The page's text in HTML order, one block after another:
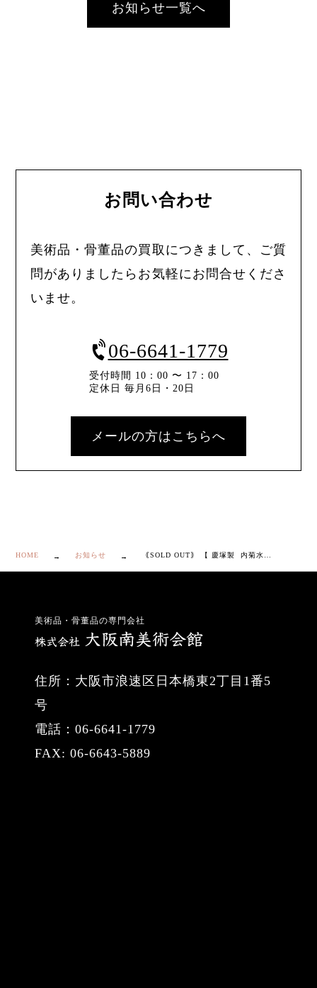
お知らせ一覧へ
お問い合わせ
美術品・骨董品の買取につきまして、ご質
問がありましたらお気軽にお問合せくださ
いませ。
06-6641-1779
受付時間 10：00 〜 17：00
定休日 毎月6日・20日
メールの方はこちらへ
HOME お知らせ
美術品・骨董品の専門会社
住所：大阪市浪速区日本橋東2丁目1番5
号
電話：06-6641-1779
FAX: 06-6643-5889